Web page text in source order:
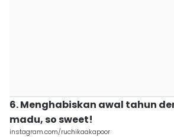
6. Menghabiskan awal tahun
madu, so sweet!
instagram.com/ruchikaakapoor